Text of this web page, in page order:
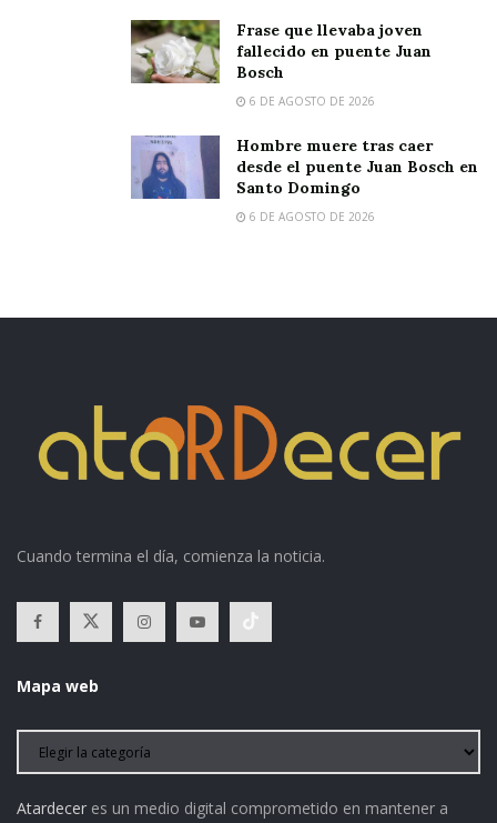
Frase que llevaba joven
fallecido en puente Juan
Bosch
6 DE AGOSTO DE 2026
Hombre muere tras caer
desde el puente Juan Bosch en
Santo Domingo
6 DE AGOSTO DE 2026
Cuando termina el día, comienza la noticia.
Mapa web
Atardecer es un medio digital comprometido en mantener a